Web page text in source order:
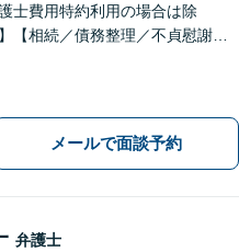
護士費用特約利用の場合は除
【相続／債務整理／不貞慰謝料
気持ちに寄り添いながら法的サポ
いたします。
メールで面談予約
弁護士